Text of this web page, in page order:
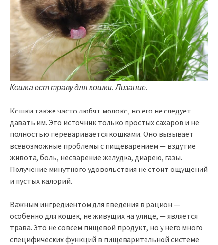
Кошка ест траву для кошки. Лизание.
Кошки также часто любят молоко, но его не следует
давать им. Это источник только простых сахаров и не
полностью переваривается кошками. Оно вызывает
всевозможные проблемы с пищеварением — вздутие
живота, боль, несварение желудка, диарею, газы.
Получение минутного удовольствия не стоит ощущений
и пустых калорий.
Важным ингредиентом для введения в рацион —
особенно для кошек, не живущих на улице, — является
трава. Это не совсем пищевой продукт, но у него много
специфических функций в пищеварительной системе